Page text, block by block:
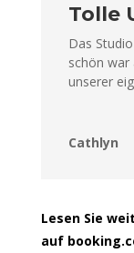
Tolle
Das
schön war
unserer
Cathlyn
Lesen Sie
auf